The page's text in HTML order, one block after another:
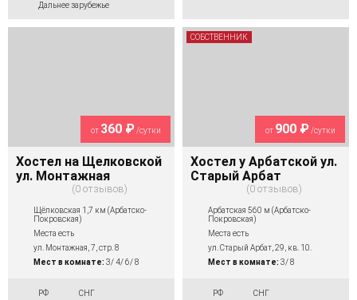
Дальнее зарубежье
от 360 ₽ /сутки
Хостел на Щелковской
ул. Монтажная
0 отзывов
Щёлковская 1,7 км (Арбатско-
Покровская)
Места есть
ул. Монтажная, 7, стр. 8
Мест в комнате: 3/ 4/ 6/ 8
РФ
СНГ
от 900 ₽ /сутки
Хостел у Арбатской ул.
Старый Арбат
0 отзывов
Арбатская 560 м (Арбатско-
Покровская)
Места есть
ул. Старый Арбат, 29, кв. 10.
Мест в комнате: 3/ 8
РФ
СНГ
СОБСТВЕННИК